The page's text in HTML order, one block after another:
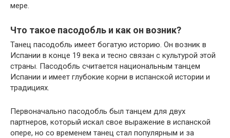
мере.
Что такое пасодобль и как он возник?
Танец пасодобль имеет богатую историю. Он возник в
Испании в конце 19 века и тесно связан с культурой этой
страны. Пасодобль считается национальным танцем
Испании и имеет глубокие корни в испанской истории и
традициях.
Первоначально пасодобль был танцем для двух
партнеров, который искал свое выражение в испанской
опере, но со временем танец стал популярным и за